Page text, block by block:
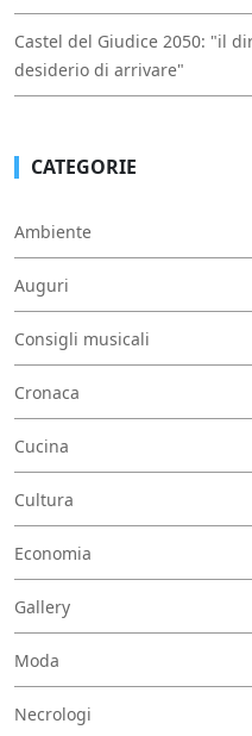
Castel del Giudice 2050: "il
desiderio di arrivare"
CATEGORIE
Ambiente
Auguri
Consigli musicali
Cronaca
Cucina
Cultura
Economia
Gallery
Moda
Necrologi